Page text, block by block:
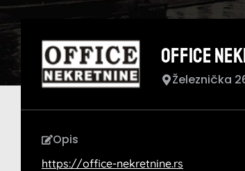
Office
Železnička
Opis
https://office-nekretnine.rs